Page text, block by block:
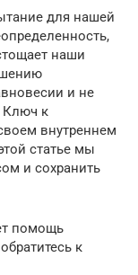
для нашей
наши
и не
Ключ к
внутреннем
статье мы
и сохранить
помощь
к